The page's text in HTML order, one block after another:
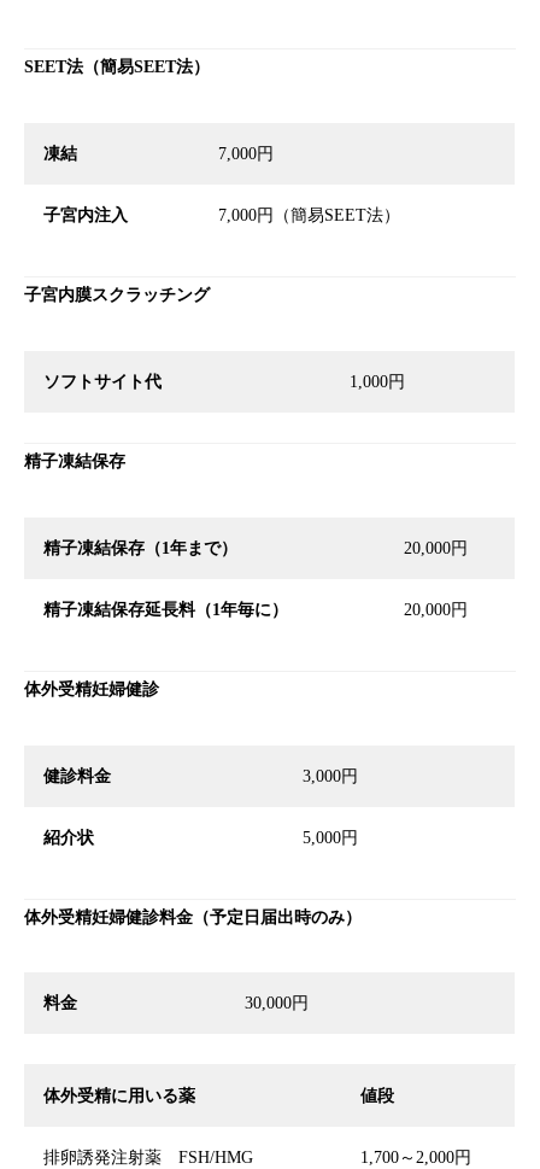
SEET法（簡易SEET法）
凍結 7,000円
子宮内注入 7,000円（簡易SEET法）
子宮内膜スクラッチング
ソフトサイト代 1,000円
精子凍結保存
精子凍結保存（1 年まで） 20,000円
精子凍結保存延長料（1 年毎に） 20,000円
体外受精妊婦健診
健診料金 3,000円
紹介状 5,000円
体外受精妊婦健診料金（予定日届出時のみ）
料金 30,000円
体外受精に用いる薬 値段
排卵誘発注射薬 FSH/HMG
1,700～2,000円